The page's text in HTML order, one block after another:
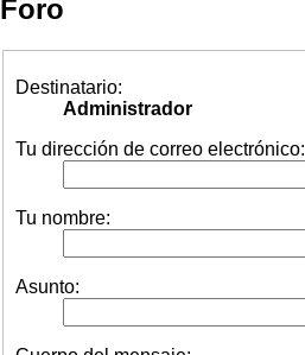
Foro
Destinatario:
Administrador
Tu dirección de correo electrónico:
Tu nombre:
Asunto: